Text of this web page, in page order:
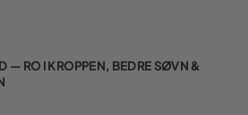
— RO I KROPPEN, BEDRE SØVN &